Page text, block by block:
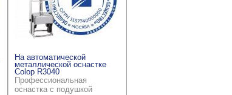
На автоматической
металлической оснастке
Colop R3040
Профессиональная
оснастка с подушкой